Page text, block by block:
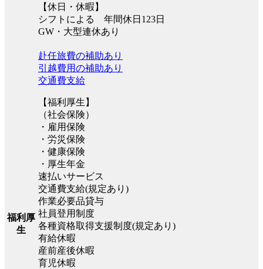
【休日・休暇】
シフトによる 年間休日123日
GW・大型連休あり
福利厚
生
赴任旅費の補助あり
引越費用の補助あり
交通費支給
【福利厚生】
（社会保険）
・雇用保険
・労災保険
・健康保険
・厚生年金
速払いサービス
交通費支給(規定あり)
作業必要品貸与
社員登用制度
各種資格取得支援制度(規定あり)
有給休暇
産前産後休暇
育児休暇